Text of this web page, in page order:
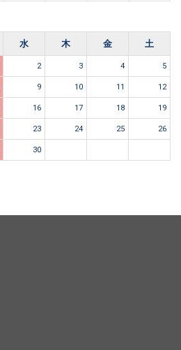
水 木 金 土
2 3 4
5
9 10 11
12
16 17 18
19
23 24 25
26
30